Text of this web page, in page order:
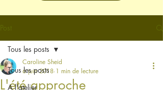
Post
Tous les posts
A l'atelier
Tous les posts
L'été approche
Caroline Sheid
6 juin 2018 1 min de lecture